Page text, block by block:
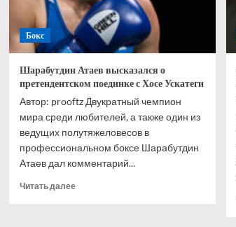
Бокс
Шарабутдин Атаев высказался о
претендентском поединке с Хосе Ускатеги
Автор: prooftz Двукратный чемпион
мира среди любителей, а также один из
ведущих полутяжеловесов в
профессиональном боксе Шарабутдин
Атаев дал комментарий...
Читать далееПрочитать